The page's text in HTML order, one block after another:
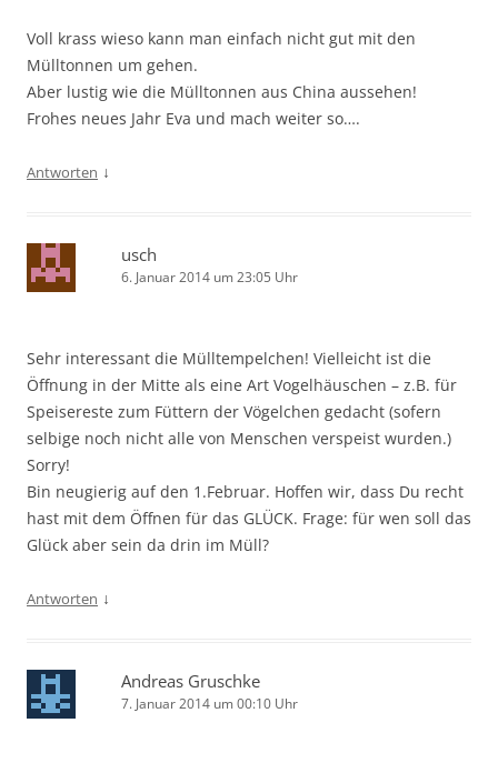
Voll krass wieso kann man einfach nicht gut mit den
Mülltonnen um gehen.
Aber lustig wie die Mülltonnen aus China aussehen!
Frohes neues Jahr Eva und mach weiter so….
Antworten ↓
usch
6. Januar 2014 um 23:05 Uhr
Sehr interessant die Mülltempelchen! Vielleicht ist die
Öffnung in der Mitte als eine Art Vogelhäuschen – z.B. für
Speisereste zum Füttern der Vögelchen gedacht (sofern
selbige noch nicht alle von Menschen verspeist wurden.)
Sorry!
Bin neugierig auf den 1.Februar. Hoffen wir, dass Du recht
hast mit dem Öffnen für das GLÜCK. Frage: für wen soll das
Glück aber sein da drin im Müll?
Antworten ↓
Andreas Gruschke
7. Januar 2014 um 00:10 Uhr